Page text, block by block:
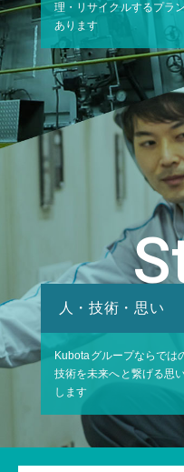
理・リサイクルするプラ
あります
人・技術・思い
Kubotaグループならでは
技術を未来へと繋げる思
します